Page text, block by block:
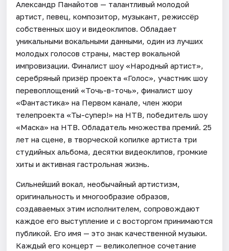
Александр Панайотов — талантливый молодой
артист, певец, композитор, музыкант, режиссёр
собственных шоу и видеоклипов. Обладает
уникальными вокальными данными, один из лучших
молодых голосов страны, мастер вокальной
импровизации. Финалист шоу «Народный артист»,
серебряный призёр проекта «Голос», участник шоу
перевоплощений «Точь-в-точь», финалист шоу
«Фантастика» на Первом канале, член жюри
телепроекта «Ты-супер!» на НТВ, победитель шоу
«Маска» на НТВ. Обладатель множества премий. 25
лет на сцене, в творческой копилке артиста три
студийных альбома, десятки видеоклипов, громкие
хиты и активная гастрольная жизнь.
Сильнейший вокал, необычайный артистизм,
оригинальность и многообразие образов,
создаваемых этим исполнителем, сопровождают
каждое его выступление и с восторгом принимаются
публикой. Его имя — это знак качественной музыки.
Каждый его концерт — великолепное сочетание